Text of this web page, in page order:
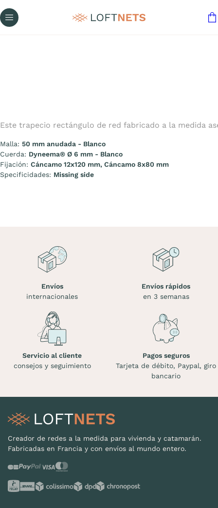
Este trapecio rectángulo de red fabricado a la medida
Malla: 50 mm anudada - Blanco
Cuerda: Dyneema® Ø 6 mm - Blanco
Fijación: Cáncamo 12x120 mm, Cáncamo 8x80 mm
Specificidades: Missing side
Envíos
internacionales
Envíos rápidos
en 3 semanas
Servicio al cliente
consejos y seguimiento
Pagos seguros
Tarjeta de débito, Paypal, giro
bancario
Creador de redes a la medida para vivienda y catamarán.
Fabricadas en Francia y con envíos al mundo entero.